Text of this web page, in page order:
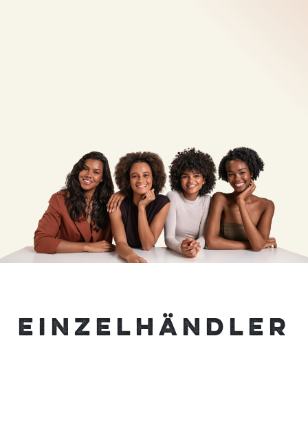
EINZELHÄNDLER